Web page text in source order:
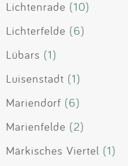
Lichtenrade (10)
Lichterfelde (6)
Lübars (1)
Luisenstadt (1)
Mariendorf (6)
Marienfelde (2)
Märkisches Viertel (1)